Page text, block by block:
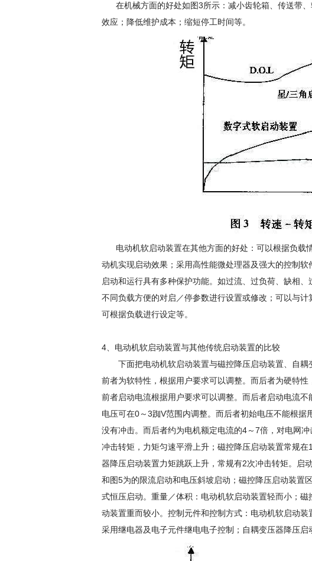
在机械方面的好处如图3所示：减小齿轮箱、传送带、
效应；降低维护成本；缩短停工时间等。
电动机软启动装置在其他方面的好处：可以根据负载
动机实现启动效果；采用高性能微处理器及强大的控制
启动和运行具有多种保护功能。如过流、过负荷、缺相
不同负载方便的对启／停参数进行设置或修改；可以与
可根据负载进行设定等。
4、电动机软启动装置与其他传统启动装置的比较
下面把电动机软启动装置与磁控降压启动装置、自耦
前者为软特性，根据用户要求可以调整。而后者为硬特
前者启动电流根据用户要求可以调整。而后者启动电流
电压可在0～3踟V范围内调整。而后者初始电压不能根
没有冲击。而后者约为电机额定电流的4～7倍，对电网
冲击转矩，力矩匀速平滑上升；磁控降压启动装置常规
器降压启动装置力矩跳跃上升，常规有2次冲击转矩。启
和图5为的限流启动和电压斜坡启动；磁控降压启动装置
式恒压启动。重量／体积：电动机软启动装置轻而小；
动装置重而较小。控制元件和控制方式：电动机软启动
采用继电器及电子元件继电电子控制；自耦变压器降压启